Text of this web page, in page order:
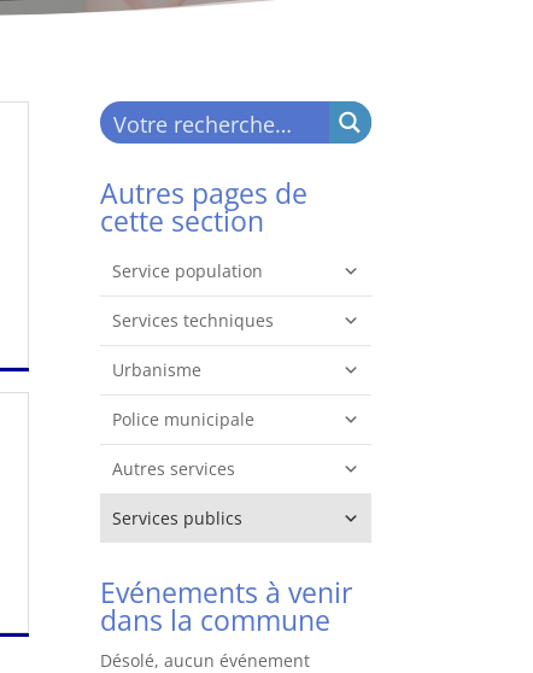
Autres pages de
cette section
Service population
Services techniques
Urbanisme
Police municipale
Autres services
Services publics
Evénements à venir
dans la commune
Désolé, aucun événement